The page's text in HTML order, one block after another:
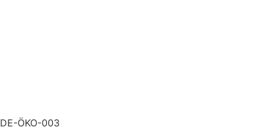
DE-ÖKO-003